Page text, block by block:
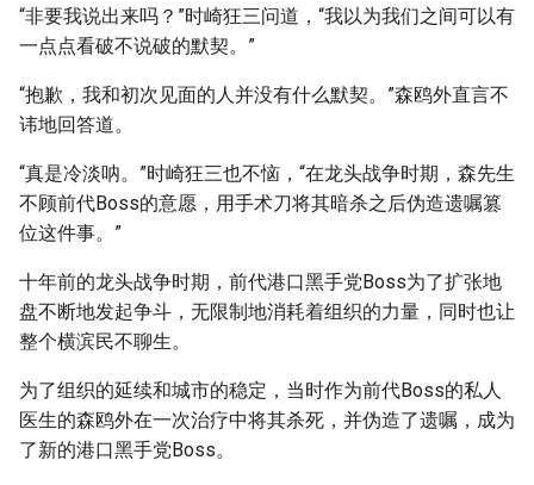
“非要我说出来吗？”时崎狂三问道，“我以为我们之间可以有
一点点看破不说破的默契。”
“抱歉，我和初次见面的人并没有什么默契。”森鸥外直言不
讳地回答道。
“真是冷淡呐。”时崎狂三也不恼，“在龙头战争时期，森先生
不顾前代Boss的意愿，用手术刀将其暗杀之后伪造遗嘱篡
位这件事。”
十年前的龙头战争时期，前代港口黑手党Boss为了扩张地
盘不断地发起争斗，无限制地消耗着组织的力量，同时也让
整个横滨民不聊生。
为了组织的延续和城市的稳定，当时作为前代Boss的私人
医生的森鸥外在一次治疗中将其杀死，并伪造了遗嘱，成为
了新的港口黑手党Boss。